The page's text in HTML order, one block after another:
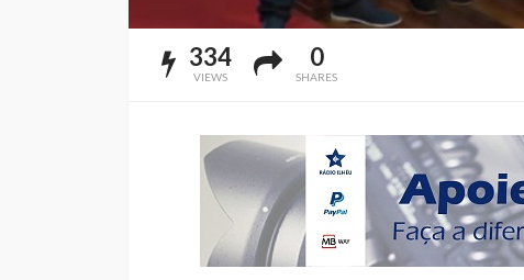
334
VIEWS
0
SHARES